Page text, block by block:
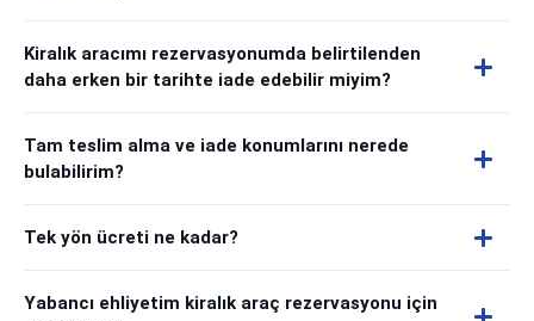
Kiralık aracımı rezervasyonumda belirtilenden
daha erken bir tarihte iade edebilir miyim?
Tam teslim alma ve iade konumlarını nerede
bulabilirim?
Tek yön ücreti ne kadar?
Yabancı ehliyetim kiralık araç rezervasyonu için